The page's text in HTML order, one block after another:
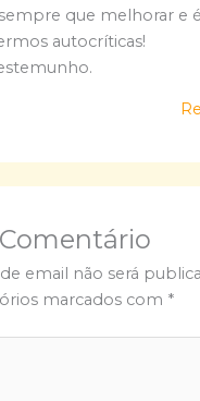
que melhorar e
autocríticas!
email não será
marcados com *